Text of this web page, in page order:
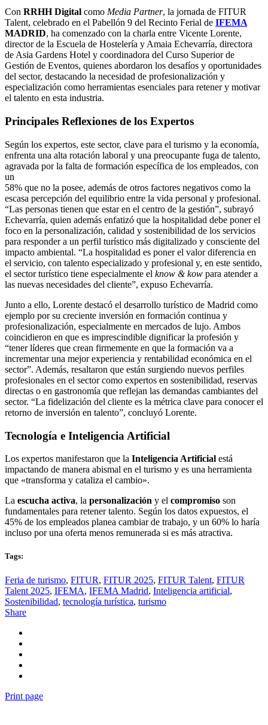
Con RRHH Digital como Media Partner, la jornada de FITUR
Talent, celebrado en el Pabellón 9 del Recinto Ferial de IFEMA
MADRID, ha comenzado con la charla entre Vicente Lorente,
director de la Escuela de Hostelería y Amaia Echevarría, directora
de Asia Gardens Hotel y coordinadora del Curso Superior de
Gestión de Eventos, quienes abordaron los desafíos y oportunidades
del sector, destacando la necesidad de profesionalización y
especialización como herramientas esenciales para retener y motivar
el talento en esta industria.
Principales Reflexiones de los Expertos
Según los expertos, este sector, clave para el turismo y la economía,
enfrenta una alta rotación laboral y una preocupante fuga de talento,
agravada por la falta de formación específica de los empleados, con
un
58% que no la posee, además de otros factores negativos como la
escasa percepción del equilibrio entre la vida personal y profesional.
“Las personas tienen que estar en el centro de la gestión”, subrayó
Echevarría, quien además enfatizó que la hospitalidad debe poner el
foco en la personalización, calidad y sostenibilidad de los servicios
para responder a un perfil turístico más digitalizado y consciente del
impacto ambiental. “La hospitalidad es poner el valor diferencia en
el servicio, con talento especializado y profesional y, en este sentido,
el sector turístico tiene especialmente el know & kow para atender a
las nuevas necesidades del cliente”, expuso Echevarría.
Junto a ello, Lorente destacó el desarrollo turístico de Madrid como
ejemplo por su creciente inversión en formación continua y
profesionalización, especialmente en mercados de lujo. Ambos
coincidieron en que es imprescindible dignificar la profesión y
“tener líderes que crean firmemente en que la formación va a
incrementar una mejor experiencia y rentabilidad económica en el
sector”. Además, resaltaron que están surgiendo nuevos perfiles
profesionales en el sector como expertos en sostenibilidad, reservas
directas o en gastronomía que reflejan las demandas cambiantes del
sector. “La fidelización del cliente es la métrica clave para conocer el
retorno de inversión en talento”, concluyó Lorente.
Tecnología e Inteligencia Artificial
Los expertos manifestaron que la Inteligencia Artificial está
impactando de manera abismal en el turismo y es una herramienta
que «transforma y cataliza el cambio».
La escucha activa, la personalización y el compromiso son
fundamentales para retener talento. Según los datos expuestos, el
45% de los empleados planea cambiar de trabajo, y un 60% lo haría
incluso por una oferta menos remunerada si es más atractiva.
Tags:
Feria de turismo, FITUR, FITUR 2025, FITUR Talent, FITUR
Talent 2025, IFEMA, IFEMA Madrid, Inteligencia artificial,
Sostenibilidad, tecnología turística, turismo
Share
Print page